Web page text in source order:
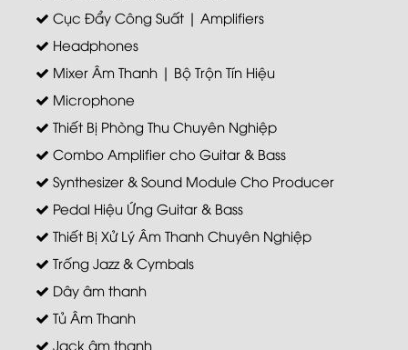
Cục Đẩy Công Suất | Amplifiers
Headphones
Mixer Âm Thanh | Bộ Trộn Tín Hiệu
Microphone
Thiết Bị Phòng Thu Chuyên Nghiệp
Combo Amplifier cho Guitar & Bass
Synthesizer & Sound Module Cho Producer
Pedal Hiệu Ứng Guitar & Bass
Thiết Bị Xử Lý Âm Thanh Chuyên Nghiệp
Trống Jazz & Cymbals
Dây âm thanh
Tủ Âm Thanh
Jack âm thanh